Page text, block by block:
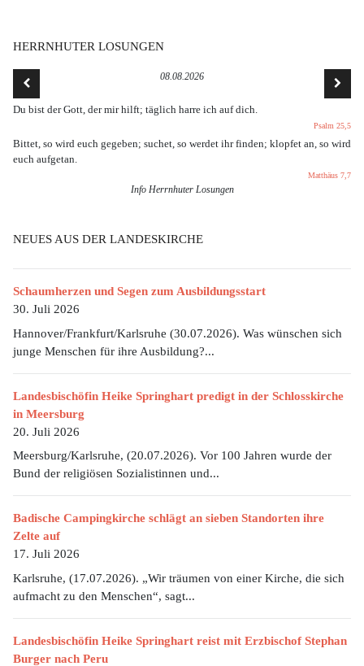
HERRNHUTER LOSUNGEN
08.08.2026
Du bist der Gott, der mir hilft; täglich harre ich auf dich.
Psalm 25,5
Bittet, so wird euch gegeben; suchet, so werdet ihr finden; klopfet an, so wird
euch aufgetan.
Matthäus 7,7
Info Herrnhuter Losungen
NEUES AUS DER LANDESKIRCHE
Schaumherzen und Segen zum Ausbildungsstart
30. Juli 2026
Hannover/Frankfurt/Karlsruhe (30.07.2026). Was wünschen sich
junge Menschen für ihre Ausbildung?...
Landesbischöfin Heike Springhart predigt in der Schlosskirche
in Meersburg
20. Juli 2026
Meersburg/Karlsruhe, (20.07.2026). Vor 100 Jahren wurde der
Bund der religiösen Sozialistinnen und...
Badische Campingkirche schlägt an sieben Standorten ihre
Zelte auf
17. Juli 2026
Karlsruhe, (17.07.2026). „Wir träumen von einer Kirche, die sich
aufmacht zu den Menschen“, sagt...
Landesbischöfin Heike Springhart reist mit Erzbischof Stephan
Burger nach Peru